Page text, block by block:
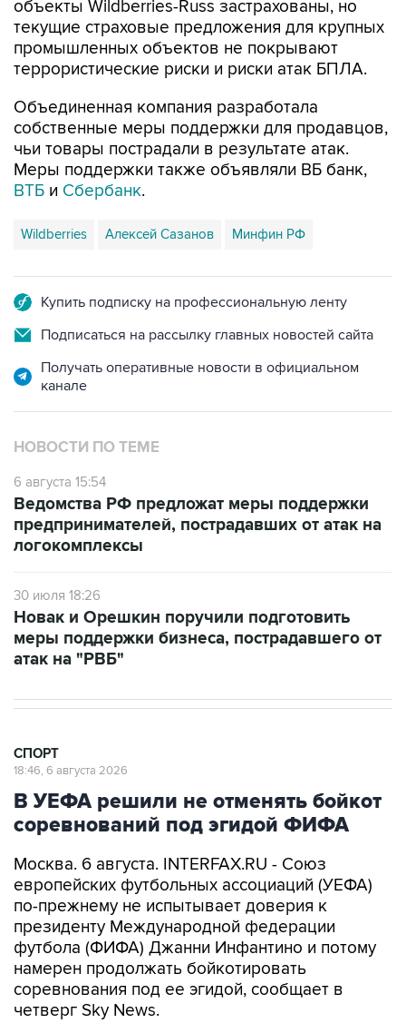
объекты Wildberries-Russ застрахованы, но
текущие страховые предложения для крупных
промышленных объектов не покрывают
террористические риски и риски атак БПЛА.
Объединенная компания разработала
собственные меры поддержки для продавцов,
чьи товары пострадали в результате атак.
Меры поддержки также объявляли ВБ банк,
ВТБ и Сбербанк.
Wildberries Алексей Сазанов Минфин РФ
Купить подписку на профессиональную ленту
Подписаться на рассылку главных новостей сайта
Получать оперативные новости в официальном
канале
НОВОСТИ ПО ТЕМЕ
6 августа 15:54
Ведомства РФ предложат меры поддержки
предпринимателей, пострадавших от атак на
логокомплексы
30 июля 18:26
Новак и Орешкин поручили подготовить
меры поддержки бизнеса, пострадавшего от
атак на "РВБ"
СПОРТ
18:46, 6 августа 2026
В УЕФА решили не отменять бойкот
соревнований под эгидой ФИФА
Москва. 6 августа. INTERFAX.RU - Союз
европейских футбольных ассоциаций (УЕФА)
по-прежнему не испытывает доверия к
президенту Международной федерации
футбола (ФИФА) Джанни Инфантино и потому
намерен продолжать бойкотировать
соревнования под ее эгидой, сообщает в
четверг Sky News.